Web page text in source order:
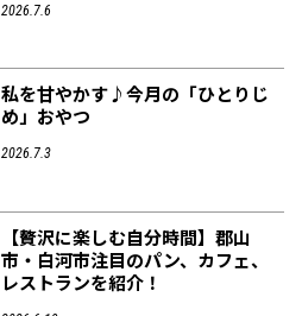
2026.7.6
私を甘やかす♪今月の「ひとりじ
め」おやつ
2026.7.3
【贅沢に楽しむ自分時間】郡山
市・白河市注目のパン、カフェ、
レストランを紹介！